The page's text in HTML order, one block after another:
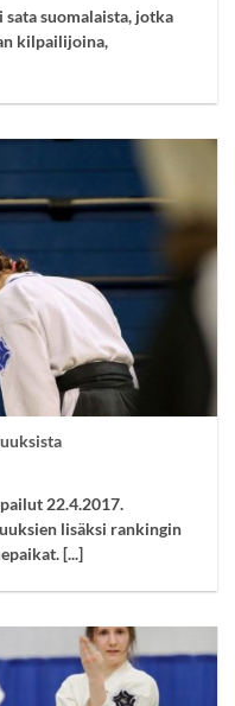
sata suomalaista, jotka
kilpailijoina,
22.4.2017.
lisäksi rankingin
[...]